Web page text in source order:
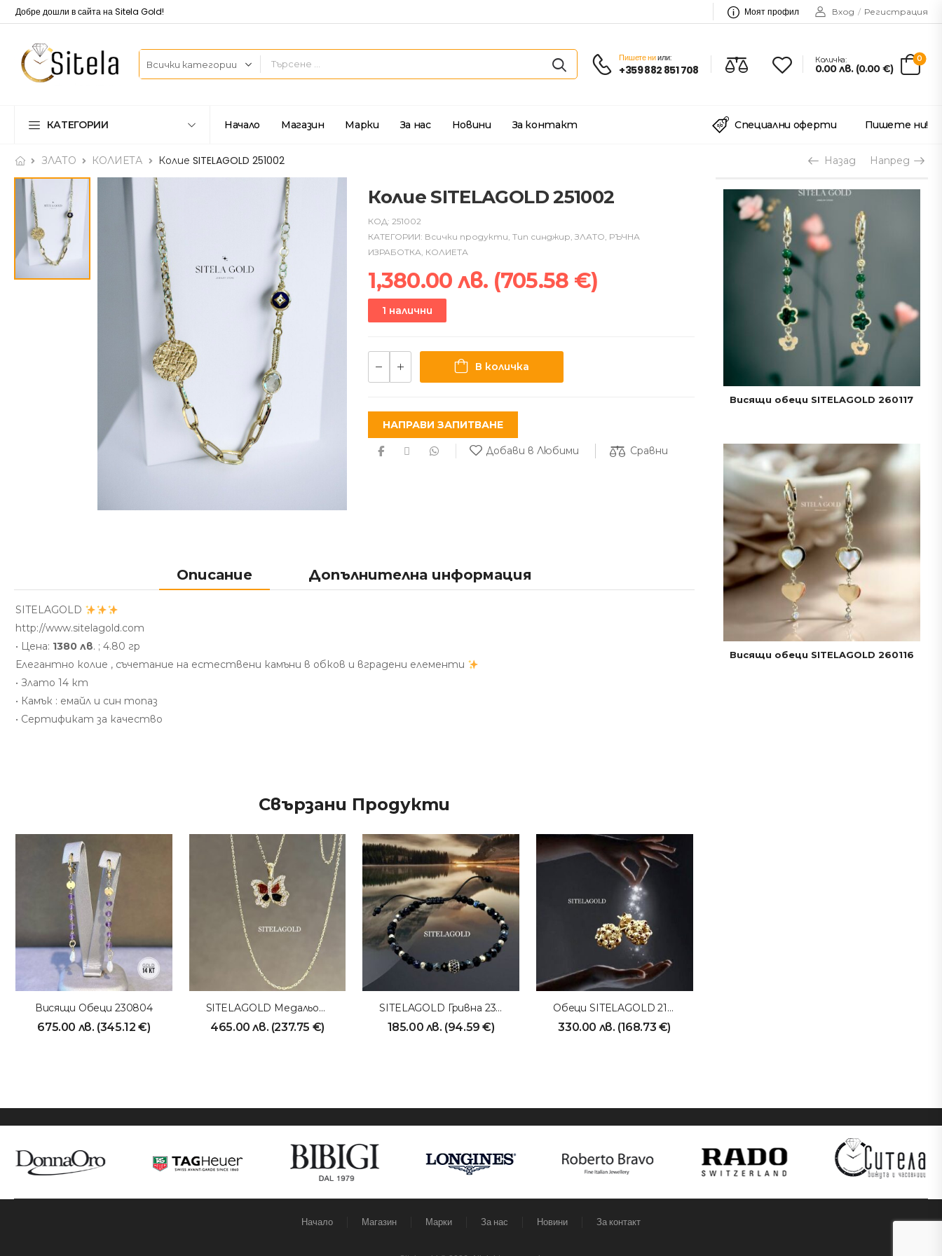
Добре дошли в сайта на Sitela Gold! Моят профил Вход / Регистрация
Пишете ниили:
+359 882 851 708
Количка:
0.00лв. (0.00€)
0
КАТЕГОРИИ Начало Магазин Марки За нас Новини За контакт Специални оферти Пишете ни!
ЗЛАТО КОЛИЕТА Колие SITELAGOLD 251002 Назад Напред
Колие SITELAGOLD 251002
КОД:251002
КАТЕГОРИИ: Всички продукти,Тип синджир,ЗЛАТО, РЪЧНА
ИЗРАБОТКА, КОЛИЕТА
1,380.00 лв. (705.58 €)
1 налични
В количка
НАПРАВИ ЗАПИТВАНЕ
Добави в Любими Сравни
Описание Допълнителна информация
SITELAGOLD
http://www.sitelagold.com
• Цена: 1380 лв. ; 4.80 гр
Елегантно колие , съчетание на естествени камъни в обков и вградени елементи
• Злато 14 кт
• Камък : емайл и син топаз
• Сертификат за качество
Свързани Продукти
Висящи Обеци 230804
675.00 лв. (345.12 €)
SITELAGOLD Медальон 231023
465.00лв. (237.75 €)
SITELAGOLD Гривна 231011
185.00 лв. (94.59€)
Обеци SITELAGOLD 211101
330.00 лв. (168.73 €)
Висящи обеци SITELAGOLD 260117
Висящи обеци SITELAGOLD 260116
Начало Магазин Марки За нас Новини За контакт